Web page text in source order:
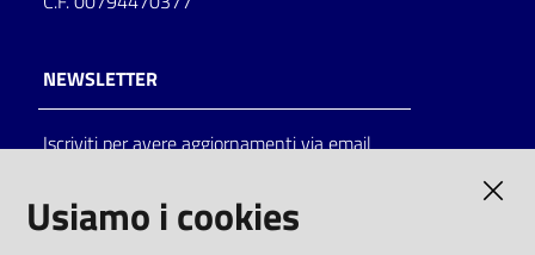
Catalogo
on line
NEWSLETTER
Iscriviti per avere aggiornamenti via email
Usiamo i cookies